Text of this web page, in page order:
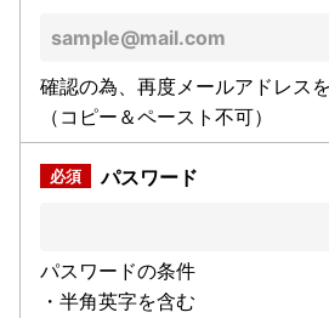
確認の為、再度メールアドレス
（コピー＆ペースト不可）
パスワード
パスワードの条件
・半角英字を含む